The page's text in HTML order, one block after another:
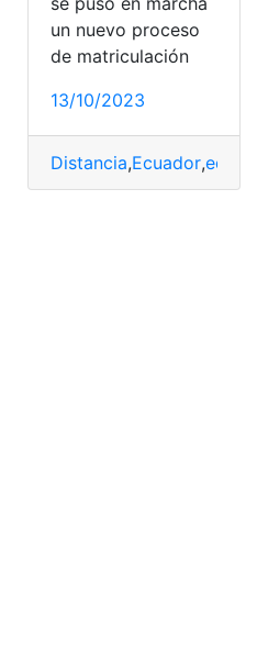
un nuevo proceso
de matriculación
13/10/2023
Distancia,Ecuador,